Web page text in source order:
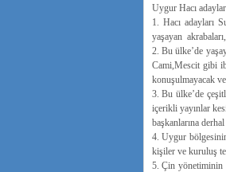
Uygur Hacı
1. Hacı adayları
yaşayan
2. Bu ülke’de
Cami,Mescit gibi
konuşulmayacak
3. Bu ülke’de
içerikli yayınlar
başkanlarına
4. Uygur
kişiler ve kuruluş
5. Çin yönetiminin